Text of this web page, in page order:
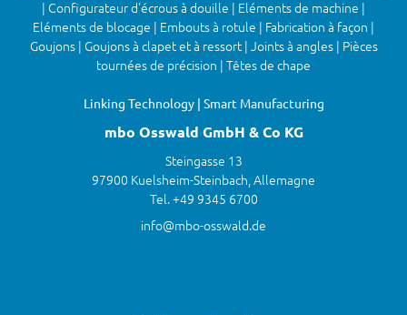
| Configurateur d'écrous à douille | Eléments de machine |
Eléments de blocage | Embouts à rotule | Fabrication à façon |
Goujons | Goujons à clapet et à ressort | Joints à angles | Pièces
tournées de précision | Têtes de chape
Linking Technology | Smart Manufacturing
mbo Osswald GmbH & Co KG
Steingasse 13
97900 Kuelsheim-Steinbach, Allemagne
Tel. +49 9345 6700
info@mbo-osswald.de